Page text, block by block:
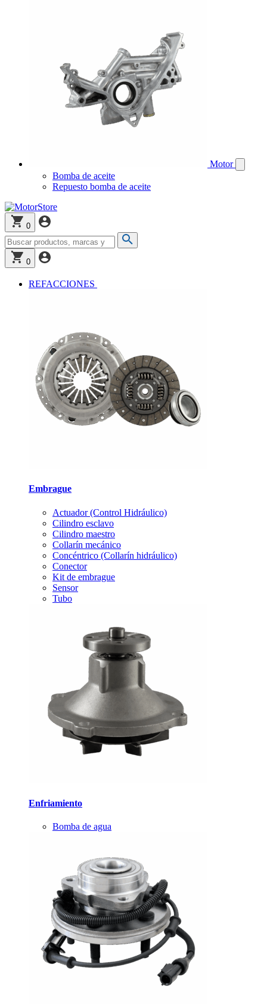
Motor
Bomba de aceite
Repuesto bomba de aceite
0
0
REFACCIONES
Embrague
Actuador (Control Hidráulico)
Cilindro esclavo
Cilindro maestro
Collarín mecánico
Concéntrico (Collarín hidráulico)
Conector
Kit de embrague
Sensor
Tubo
Enfriamiento
Bomba de agua